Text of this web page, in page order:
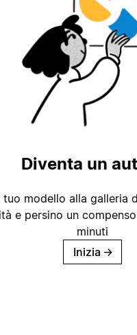
Diventa un
tuo modello alla galleria
e persino un
minuti
Inizia →